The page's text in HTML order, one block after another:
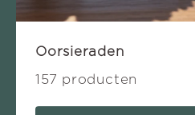
Oorsieraden
157 producten